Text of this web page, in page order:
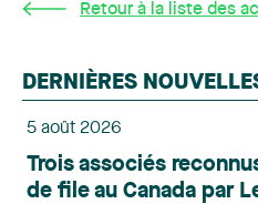
Retour à la liste des
DERNIÈRES
5 août 2026
Trois associés
de file au Canada par